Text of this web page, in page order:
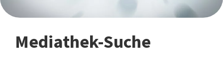
Mediathek-Suche